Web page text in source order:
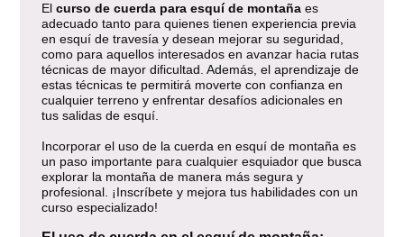
El curso de cuerda para esquí de montañaes
adecuado tanto para quienes tienen experiencia previa
en esquí de travesía y desean mejorar su seguridad,
como para aquellos interesados en avanzar hacia rutas
técnicas de mayor dificultad. Además, el aprendizaje de
estas técnicas te permitirá moverte con confianza en
cualquier terreno y enfrentar desafíos adicionales en
tus salidas de esquí.
Incorporar el uso de la cuerda en esquí de montaña es
un paso importante para cualquier esquiador que busca
explorar la montaña de manera más segura y
profesional. ¡Inscríbete y mejora tus habilidades con un
curso especializado!